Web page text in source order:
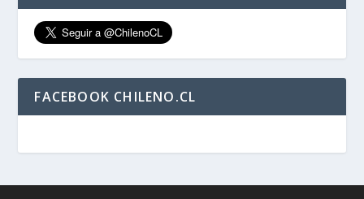
FACEBOOK CHILENO.CL